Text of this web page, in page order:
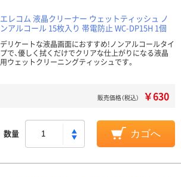
エレコム 液晶クリーナー ウェットティッシュ ノ
ンアルコール 15枚入り 帯電防止 WC-DP15H 1個
デリケートな液晶画面におすすめ!ノンアルコールタイ
プで、優しく拭くだけでクリアな仕上がりになる液晶
用ウェットクリーニングティッシュです。
販売価格（税込） ￥630
数量 カゴへ